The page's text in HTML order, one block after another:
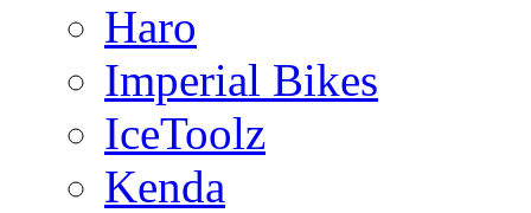
Haro
Imperial Bikes
IceToolz
Kenda